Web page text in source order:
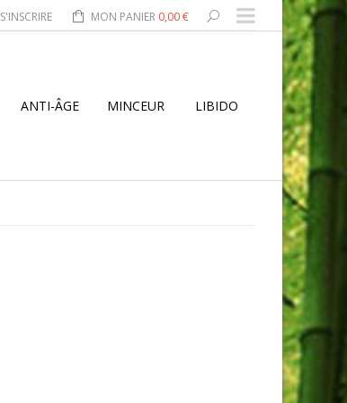
S'INSCRIRE MON PANIER 0,00 €
ANTI-ÂGE MINCEUR LIBIDO